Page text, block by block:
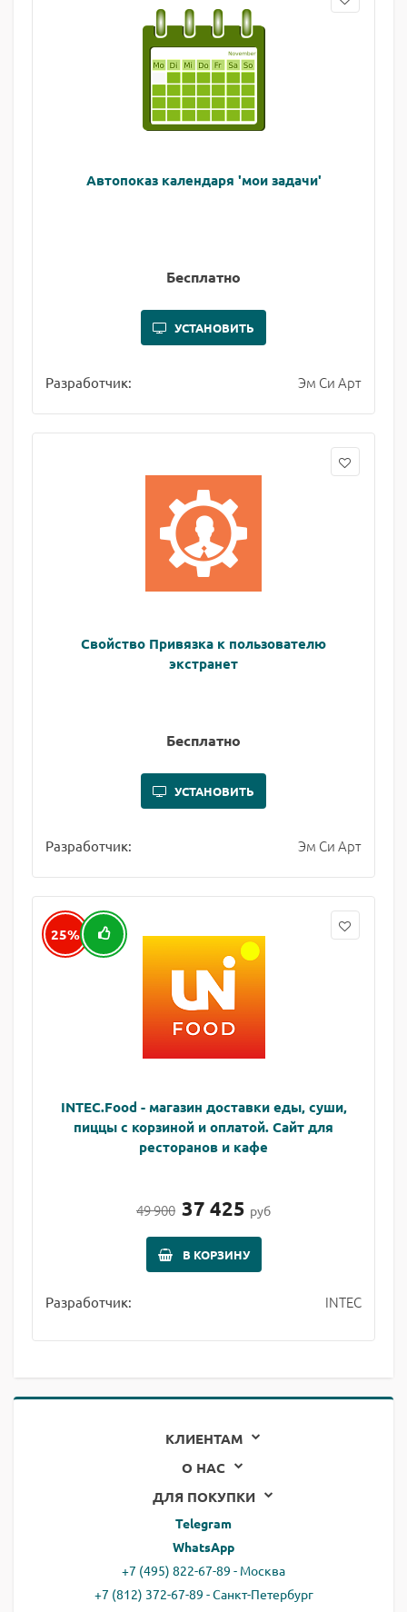
Автопоказ календаря 'мои задачи'
Бесплатно
УСТАНОВИТЬ
Разработчик: Эм Си Арт
Свойство Привязка к пользователю
экстранет
Бесплатно
УСТАНОВИТЬ
Разработчик: Эм Си Арт
25%
INTEC.Food - магазин доставки еды, суши,
пиццы с корзиной и оплатой. Сайт для
ресторанов и кафе
49 900 37 425 руб
В КОРЗИНУ
Разработчик: INTEC
КЛИЕНТАМ
О НАС
ДЛЯ ПОКУПКИ
Telegram
WhatsApp
+7 (495) 822-67-89 - Москва
+7 (812) 372-67-89 - Санкт-Петербург